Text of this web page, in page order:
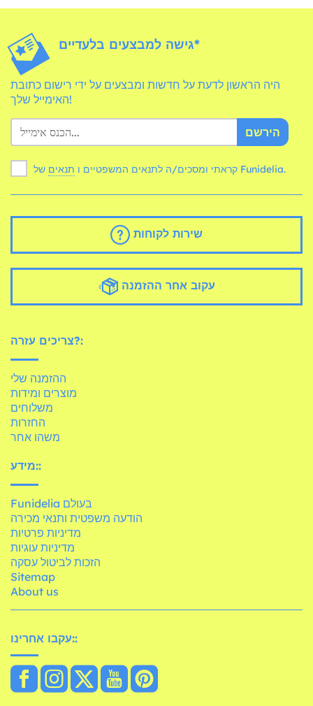
גישה למבצעים בלעדיים*
היה הראשון לדעת על חדשות ומבצעים על ידי רישום כתובת
האימייל שלך!
הירשם
קראתי ומסכים/ה לתנאים המשפטיים ו תנאים של Funidelia.
שירות לקוחות
עקוב אחר ההזמנה
צריכים עזרה?:
ההזמנה שלי
מוצרים ומידות
משלוחים
החזרות
משהו אחר
מידע::
Funidelia בעולם
הודעה משפטית ותנאי מכירה
מדיניות פרטיות
מדיניות עוגיות
הזכות לביטול עסקה
Sitemap
About us
עקבו אחרינו::